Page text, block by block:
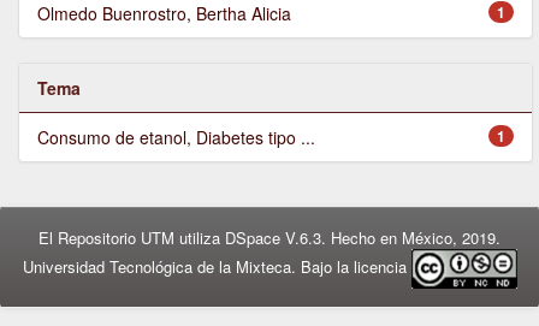
1
Olmedo Buenrostro, Bertha Alicia
Tema
1
Consumo de etanol, Diabetes tipo ...
El Repositorio UTM utiliza DSpace V.6.3. Hecho en México, 2019.
Universidad Tecnológica de la Mixteca. Bajo la licencia